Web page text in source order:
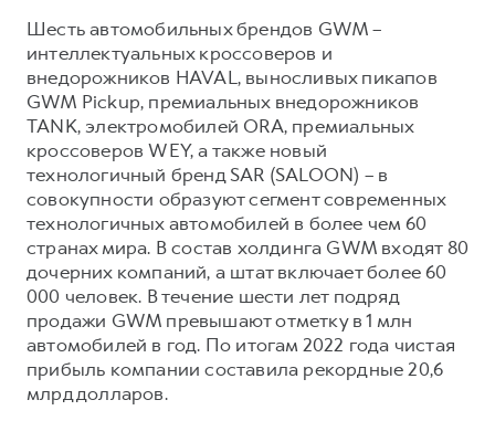
Шесть автомобильных брендов GWM –
интеллектуальных кроссоверов и
внедорожников HAVAL, выносливых пикапов
GWM Pickup, премиальных внедорожников
TANK, электромобилей ORA, премиальных
кроссоверов WEY, а также новый
технологичный бренд SAR (SALOON) – в
совокупности образуют сегмент современных
технологичных автомобилей в более чем 60
странах мира. В состав холдинга GWM входят 80
дочерних компаний, а штат включает более 60
000 человек. В течение шести лет подряд
продажи GWM превышают отметку в 1 млн
автомобилей в год. По итогам 2022 года чистая
прибыль компании составила рекордные 20,6
млрд долларов.